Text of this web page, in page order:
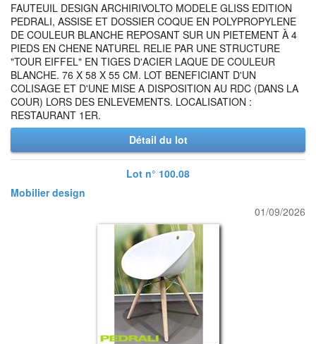
FAUTEUIL DESIGN ARCHIRIVOLTO MODELE GLISS EDITION
PEDRALI, ASSISE ET DOSSIER COQUE EN POLYPROPYLENE
DE COULEUR BLANCHE REPOSANT SUR UN PIETEMENT À 4
PIEDS EN CHENE NATUREL RELIE PAR UNE STRUCTURE
"TOUR EIFFEL" EN TIGES D'ACIER LAQUE DE COULEUR
BLANCHE. 76 X 58 X 55 CM. LOT BENEFICIANT D'UN
COLISAGE ET D'UNE MISE A DISPOSITION AU RDC (DANS LA
COUR) LORS DES ENLEVEMENTS. LOCALISATION :
RESTAURANT 1ER.
Détail du lot
Lot n° 100.08
Mobilier design
01/09/2026